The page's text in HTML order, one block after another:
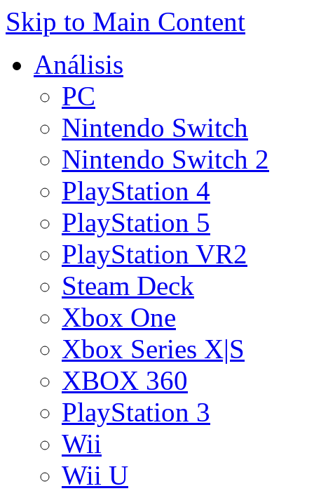
Skip to Main Content
Análisis
PC
Nintendo Switch
Nintendo Switch 2
PlayStation 4
PlayStation 5
PlayStation VR2
Steam Deck
Xbox One
Xbox Series X|S
XBOX 360
PlayStation 3
Wii
Wii U